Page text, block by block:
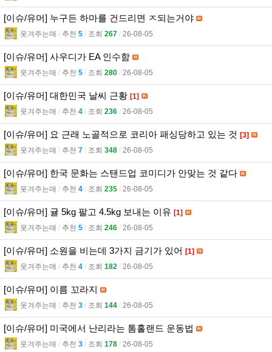
[이슈/유머] 누구든 하마를 건드리면 ㅈ되는거야
웃겨주는매 l 추천 5 l 조회 267 l 26-08-05
[이슈/유머] 사우디가 EA 인수함
웃겨주는매 l 추천 5 l 조회 280 l 26-08-05
[이슈/유머] 대한민국 날씨 근황 [1]
웃겨주는매 l 추천 4 l 조회 236 l 26-08-05
[이슈/유머] 요 근래 노골적으로 코리아 패싱당하고 있는 것 [3]
웃겨주는매 l 추천 7 l 조회 348 l 26-08-05
[이슈/유머] 한국 문화는 스탠드업 코미디가 안맞는 것 같다
웃겨주는매 l 추천 4 l 조회 235 l 26-08-05
[이슈/유머] 귤 5kg 팔고 4.5kg 보내는 이유 [1]
웃겨주는매 l 추천 5 l 조회 246 l 26-08-05
[이슈/유머] 소원을 비는데 3가지 금기가 있어 [1]
웃겨주는매 l 추천 4 l 조회 182 l 26-08-05
[이슈/유머] 이름 꼬라지
웃겨주는매 l 추천 3 l 조회 144 l 26-08-05
[이슈/유머] 미국에서 난리라는 톰홀랜드 운동법
웃겨주는매 l 추천 3 l 조회 178 l 26-08-05